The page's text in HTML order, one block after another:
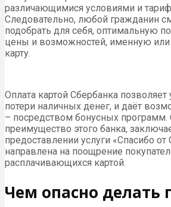
различающимися условиями и
Следовательно, любой гражданин
подобрать для себя, оптимальную
цены и возможностей, именную
карту.
Оплата картой Сбербанка позволяет
потери наличных денег, и даёт
– посредством бонусных программ.
преимущество этого банка,
предоставлении услуги «Спасибо от
направлена на поощрение
расплачивающихся картой.
Чем опасно делать